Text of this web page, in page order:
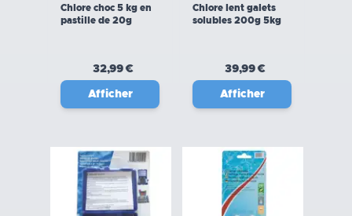
Chlore choc 5 kg en
pastille de 20g
32,99 €
Afficher
Chlore lent galets
solubles 200g 5kg
39,99 €
Afficher